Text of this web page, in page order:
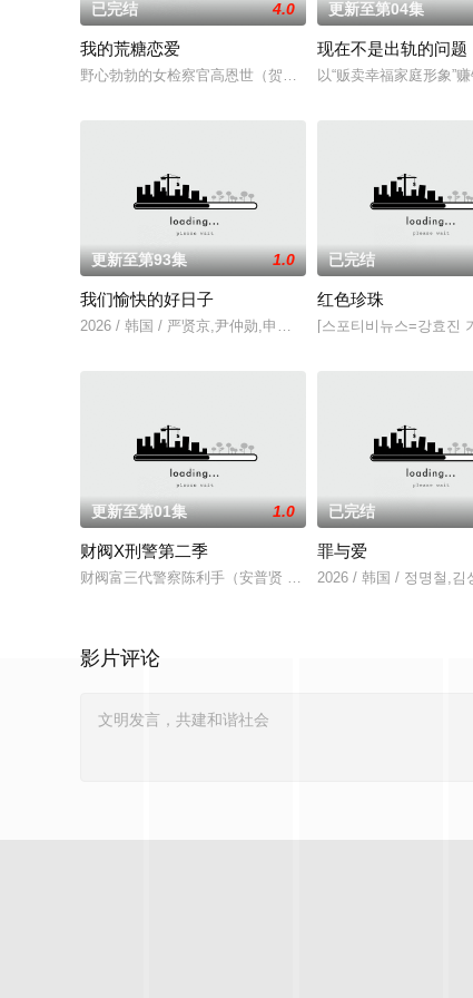
已完结 4.0
我的荒糖恋爱
野心勃勃的女检察官高恩世（贺营 饰）意外失忆，住进拳
更新至第04集
现在不是出轨的问题
以“贩卖幸福家庭形象”
更新至第93集 1.0
我们愉快的好日子
2026 / 韩国 / 严贤京,尹仲勋,申正允,尹多英,金惠玉,鲜于在
已完结
红色珍珠
[스포티비뉴스=강효진
更新至第01集 1.0
财阀X刑警第二季
财阀富三代警察陈利手（安普贤 饰）华丽回归，完美蜕变为
已完结
罪与爱
2026 / 韩国 / 정명철,김
影片评论